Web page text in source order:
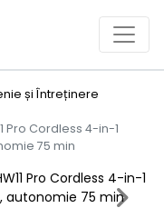
și Întreținere
Pro Cordless 4-in-1
75 min
Next